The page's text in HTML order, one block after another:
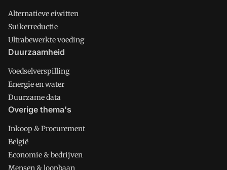
Alternatieve eiwitten
Suikerreductie
Ultrabewerkte voeding
Duurzaamheid
Voedselverspilling
Energie en water
Duurzame data
Overige thema's
Inkoop & Procurement
België
Economie & bedrijven
Mensen & loopbaan